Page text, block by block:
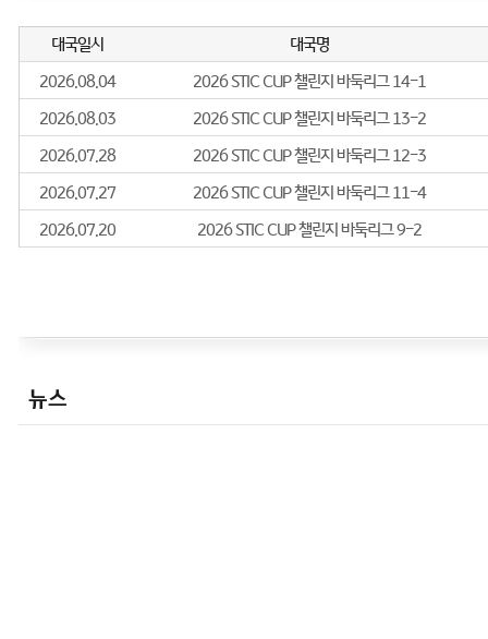
- 2018.02.28 서울 전농초등학교 졸업
경력사항
2023년
- YK건기배 본선
- 제8회 미래의 별 신예최강전 본선 8강
- 제4기 이붕배 신예 최고위전 본선 16강
- 제46기 SG배 한국일보 명인전 16강
- 2023 크라운해태배 본선 32강
- 제12기 하찬석 국수배 영재바둑대회 본선 4강
- 2023-2024 KB국민은행 바둑리그 출전 [정관
뉴스